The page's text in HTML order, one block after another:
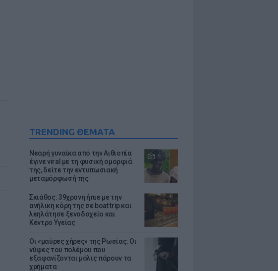
TRENDING ΘΕΜΑΤΑ
Νεαρή γυναίκα από την Αιθιοπία
έγινε viral με τη φυσική ομορφιά
της, δείτε την εντυπωσιακή
μεταμόρφωσή της
Σκιάθος: 39χρονη ήπιε με την
ανήλικη κόρη της σε boat trip και
λεηλάτησε ξενοδοχείο και
Κέντρο Υγείας
Οι «μαύρες χήρες» της Ρωσίας: Οι
νύφες του πολέμου που
εξαφανίζονται μόλις πάρουν τα
χρήματα